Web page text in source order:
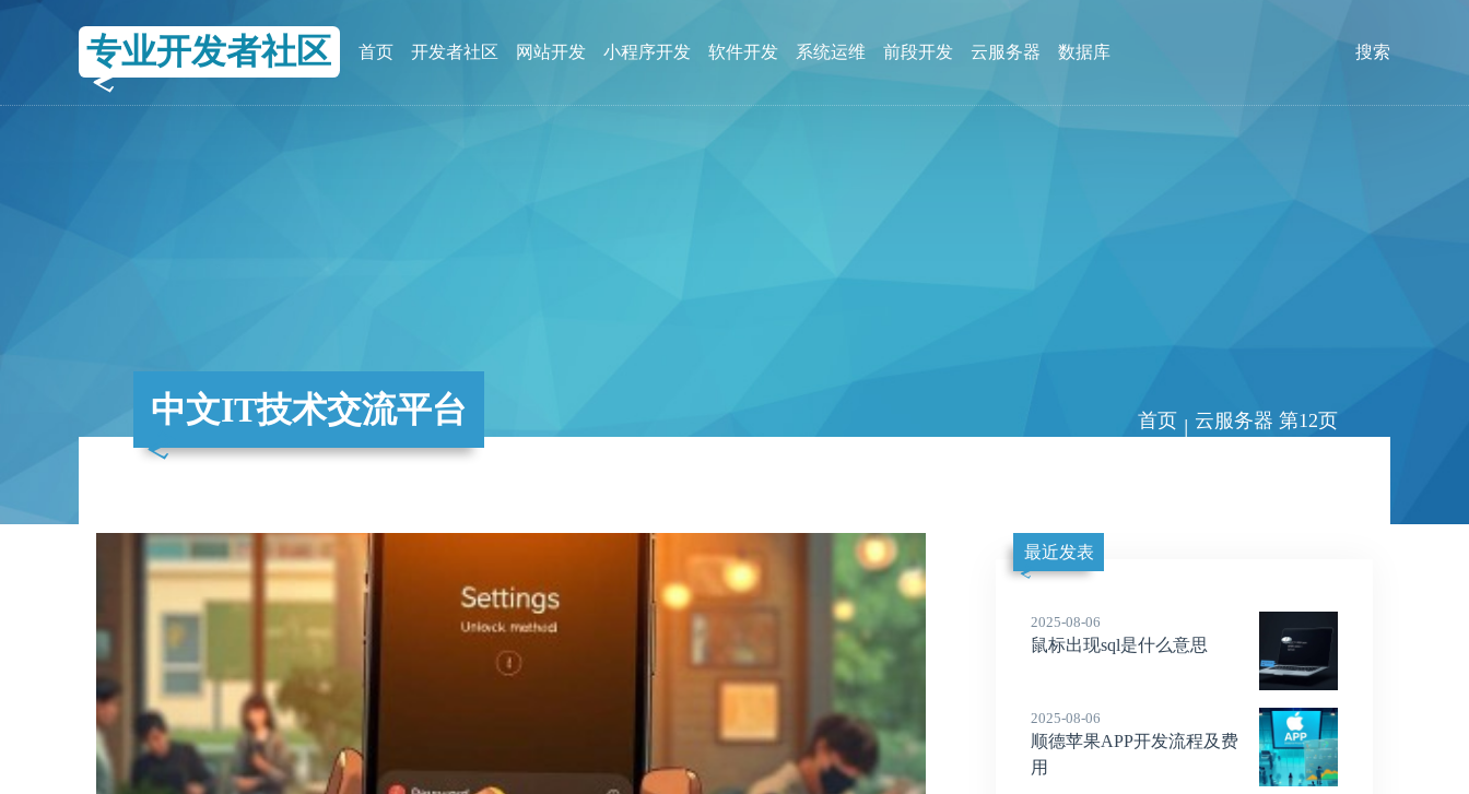
专业开发者社区 首页 开发者社区 网站开发 小程序开发 软件开发 系统运维 前段开发 云服务器 数据库 搜索
中文IT技术交流平台 首页 | 云服务器 第12页
最近发表
2025-08-06
鼠标出现sql是什么意思
2025-08-06
顺德苹果APP开发流程及费
用